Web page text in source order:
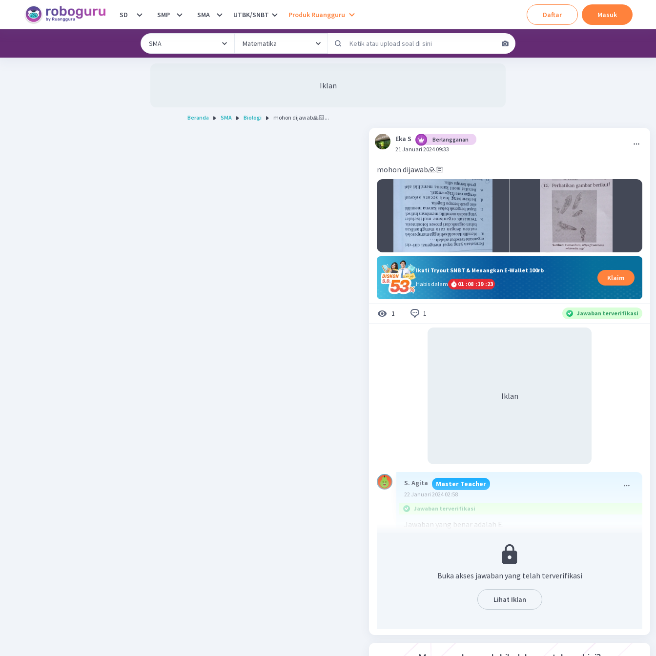
SD SMP SMA UTBK/SNBT Produk Ruangguru Daftar Masuk
Iklan
Beranda SMA Biologi mohon dijawab🙏🏻...
Eka S
Berlangganan
21 Januari 2024 09:33
mohon dijawab🙏🏻
Ikuti Tryout SNBT & Menangkan E-Wallet 100rb
Habis dalam
01 :08 :19 :22
Klaim
1 1 Jawaban terverifikasi
Iklan
S. Agita Master Teacher
22 Januari 2024 02:58
Jawaban terverifikasi
Jawaban yang benar adalah E.
Gambar tersebut adalah Paramecium karena memiliki struktur
tubuh bagian anterior tumpul, sedangkan ujung posteriornya
meruncing. Di seluruh permukaan tubuhnya terdapat bulu getar
(silia) yang berperan sebagai alat pergerakan sehingga individu ini
organel, seperti vakuola kontraktil, vakuola makanan, dan nukleus.
Buka akses jawaban yang telah terverifikasi
Lihat Iklan